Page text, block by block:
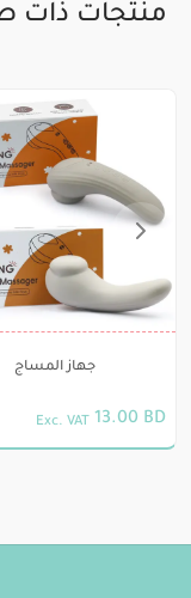
منتجات ذات
جهاز المساج
13.00 BD
Exc. VAT